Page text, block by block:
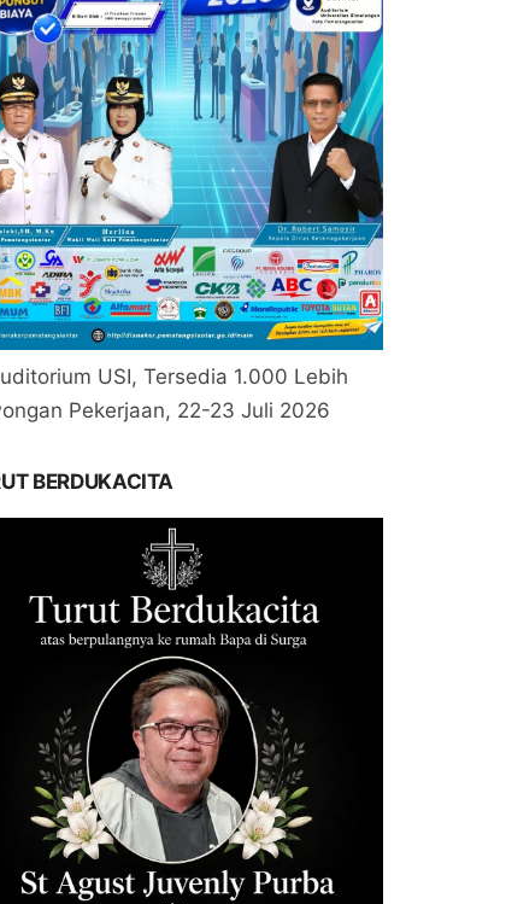
USI, Tersedia 1.000 Lebih
Pekerjaan, 22-23 Juli 2026
BERDUKACITA